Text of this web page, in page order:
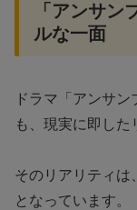
「アンサン
ルな一面
ドラマ「アンサ
も、現実に即した
そのリアリティは
となっています。